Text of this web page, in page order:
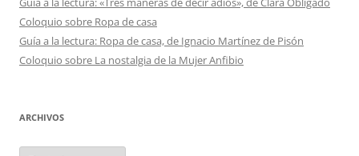
Coloquio sobre Ropa de casa
Guía a la lectura: Ropa de casa, de Ignacio Martínez de Pisón
Coloquio sobre La nostalgia de la Mujer Anfibio
ARCHIVOS
Archivos